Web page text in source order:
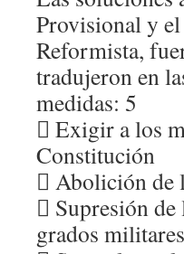
Provisional y
Reformista,
tradujeron en
medidas: 5
 Exigir a los
Constitución
 Abolición de
 Supresión
grados